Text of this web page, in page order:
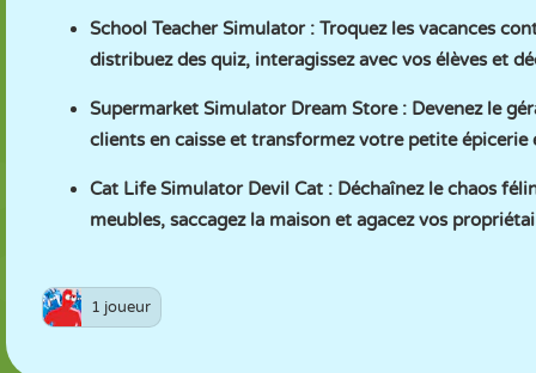
School Teacher Simulator: Troquez les vacances
distribuez des quiz, interagissez avec vos élèves et
Supermarket Simulator Dream Store: Devenez le
clients en caisse et transformez votre petite
Cat Life Simulator Devil Cat : Déchaînez le chaos
meubles, saccagez la maison et agacez vos
1 joueur